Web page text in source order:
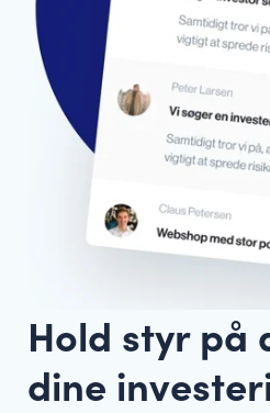
Hold styr på
dine